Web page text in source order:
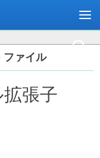
ァイル
張子